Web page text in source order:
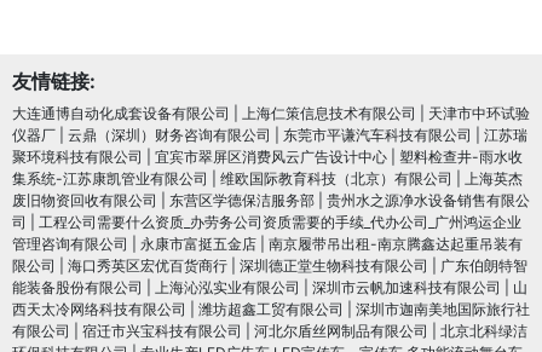
友情链接:
大连通博自动化成套设备有限公司 上海仁策信息技术有限公司
天津市中环试验
仪器厂
云鼎（深圳）财务咨询有限公司 东莞市平谦汽车科技有限公司
江苏瑞
聚环境科技有限公司
宜宾市翠屏区消费风云广告设计中心
塑料检查井-雨水收
集系统-江苏康凯管业有限公司
维欧国际教育科技（北京）有限公司
上海英杰
废旧物资回收有限公司
东营区学德保洁服务部
贵州水之源净水设备销售有限公
司
工程公司需要什么资质_办劳务公司资质需要的手续_代办公司_广州鸿运企业
管理咨询有限公司
永康市富挺五金店
南京履带吊出租-南京腾鑫达起重吊装有
限公司
海口秀英区宏优百货商行 深圳德正堂生物科技有限公司
广东伯朗特智
能装备股份有限公司
上海沁泓实业有限公司 深圳市云帆加速科技有限公司
山
西天太冷网络科技有限公司
潍坊超鑫工贸有限公司
深圳市迦南美地国际旅行社
有限公司
宿迁市兴宝科技有限公司 河北尔盾丝网制品有限公司
北京北科绿洁